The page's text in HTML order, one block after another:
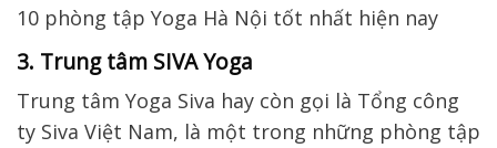
3. Trung tâm SIVA Yoga
Trung tâm Yoga Siva hay còn gọi là Tổng công
ty Siva Việt Nam, là một trong những phòng tập